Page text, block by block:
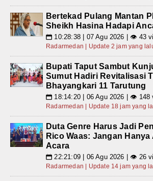
Bertekad Pulang Mantan
Sheikh Hasina Hadapi
📅 10:28:38 | 07 Agu 2026 | 👁 43
Radarmedan | Update 2 jam yang
Bupati Taput Sambut
Sumut Hadiri Revitalisasi
Bhayangkari 11 Tarutung
📅 18:14:20 | 06 Agu 2026 | 👁 148
Radarmedan | Update 18 jam yang
Duta Genre Harus Jadi
Rico Waas: Jangan
Acara
📅 22:21:09 | 06 Agu 2026 | 👁 26
Radarmedan | Update 14 jam yang